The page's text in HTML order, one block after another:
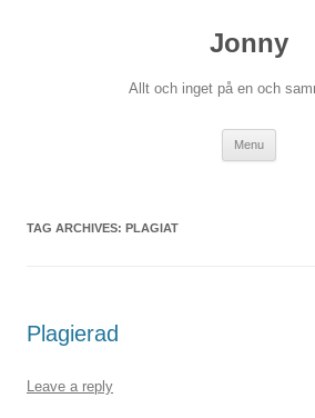
Jonny
Allt och inget på en och
Menu
TAG ARCHIVES: PLAGIAT
Plagierad
Leave a reply